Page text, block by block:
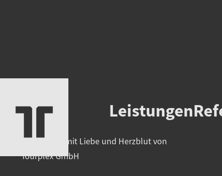
Leistungen
Umgesetzt mit Liebe und Herzblut von
fourplex GmbH